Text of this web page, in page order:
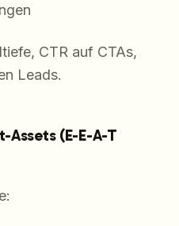
CTR auf CTAs,
Leads.
Assets (E-E-A-T